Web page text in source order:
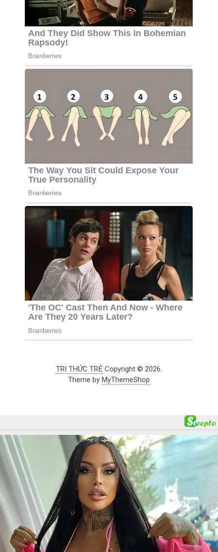
TRI THỨC TRẺ Copyright © 2026.
Theme by MyThemeShop